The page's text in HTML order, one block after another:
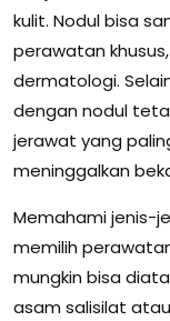
kulit. Nodul bisa
perawatan
dermatologi.
dengan nodul
jerawat yang
meninggalkan
Memahami jenis-
memilih
mungkin bisa
asam salisilat